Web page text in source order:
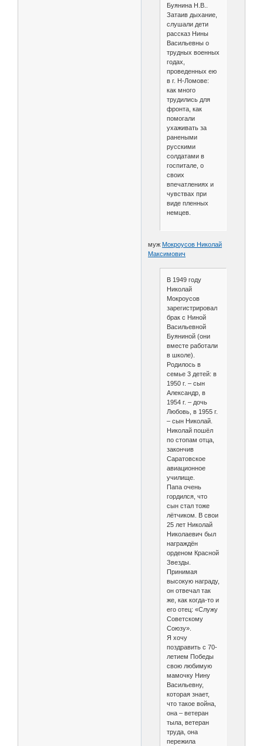
Буянина Н.В..
Затаив дыхание,
слушали дети
рассказ Нины
Васильевны о
трудных военных
годах,
проведенных ею
в г. Н-Ломове:
как много
трудились для
фронта, как
помогали
ухаживать за
ранеными
русскими
солдатами в
госпитале, о
своих
впечатлениях и
чувствах при
виде пленных
немцев.
муж Мокроусов Николай
Максимович
В 1949 году
Николай
Мокроусов
зарегистрировал
брак с Ниной
Васильевной
Буяниной (они
вместе работали
в школе).
Родилось в
семье 3 детей: в
1950 г. – сын
Александр, в
1954 г. – дочь
Любовь, в 1955 г.
– сын Николай.
Николай пошёл
по стопам отца,
закончив
Саратовское
авиационное
училище.
Папа очень
гордился, что
сын стал тоже
лётчиком. В свои
25 лет Николай
Николаевич был
награждён
орденом Красной
Звезды.
Принимая
высокую награду,
он отвечал так
же, как когда-то и
его отец: «Служу
Советскому
Союзу».
Я хочу
поздравить с 70-
летием Победы
свою любимую
мамочку Нину
Васильевну,
которая знает,
что такое война,
она – ветеран
тыла, ветеран
труда, она
пережила